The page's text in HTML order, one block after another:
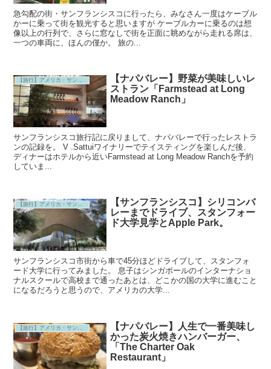
急勾配の街・サンフランシスコに行ったら、みなさん一度はケーブル
かーに乗って街を観光すると思いますが ケーブルカーに乗るのは想
像以上の行列で、さらに窓なしで街を正面に眺めながら走れる席は、
一つの車両に、ほんの僅か。 旅の...
【旅行】アメリカ・サンフランシスコ
【ナパバレー】野菜が美味しいレ
ストラン「Farmstead at Long
Meadow Ranch」
サンフランシスコ旅行記に戻りまして、ナパバレーで行ったレストラ
ンの記録を。 V .Sattuiワイナリーでテイスティングを楽しんだ後、
ディナーはホテルから近いFarmstead at Long Meadow Ranchを予約
していま...
【サンフランシスコ】シリコンバ
レーまでドライブ、スタンフォー
ド大学見学とApple Park。
サンフランシスコ市街から車で45分ほどドライブして、スタンフォ
ード大学に行ってみました。 息子はシンガポールのインターナショ
ナルスクールで高校まで通ったあとは、どこかの国の大学に進むこと
になるだろうと思うので、アメリカの大学...
【旅行】アメリカ・サンフランシスコ
【ナパバレー】人生で一番美味し
かった炭火焼きハンバーガー、
「The Charter Oak
Restaurant」